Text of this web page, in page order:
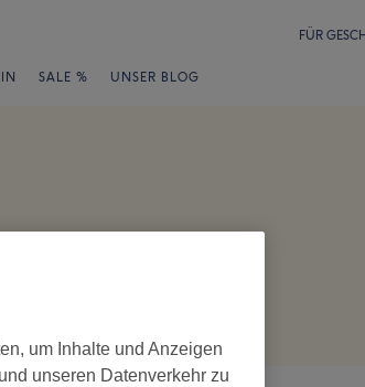
FÜR
SALE % UNSER BLOG
um Inhalte und Anzeigen
unseren Datenverkehr zu